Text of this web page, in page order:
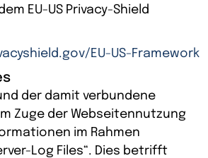
EU-US Privacy-Shield
EU-US-Framework
der damit verbundene
Zuge der Webseitennutzung
im Rahmen
Log Files“. Dies betrifft